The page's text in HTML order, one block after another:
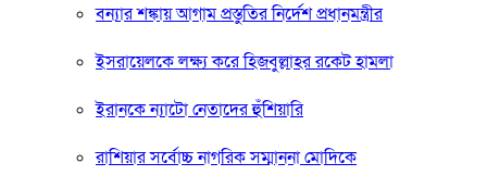
বন্যার শঙ্কায় আগাম প্রস্তুতির নির্দেশ প্রধানমন্ত্রীর
ইসরায়েলকে লক্ষ্য করে হিজবুল্লাহর রকেট হামলা
ইরানকে ন্যাটো নেতাদের হুঁশিয়ারি
রাশিয়ার সর্বোচ্চ নাগরিক সম্মাননা মোদিকে